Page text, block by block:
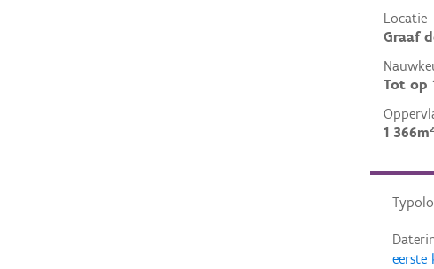
Locatie
Graaf
Tot op
1 366m²
eerste